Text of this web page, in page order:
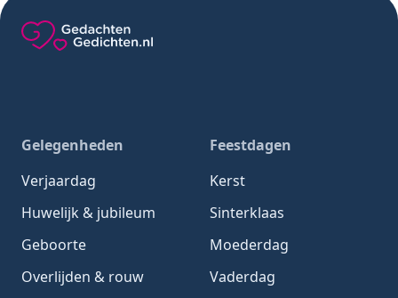
Gelegenheden
Verjaardag
Huwelijk & jubileum
Geboorte
Overlijden & rouw
Feestdagen
Kerst
Sinterklaas
Moederdag
Vaderdag